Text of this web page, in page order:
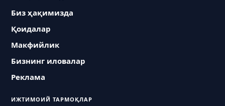
Биз ҳақимизда
Қоидалар
Макфийлик
Бизнинг иловалар
Реклама
ИЖТИМОИЙ ТАРМОҚЛАР